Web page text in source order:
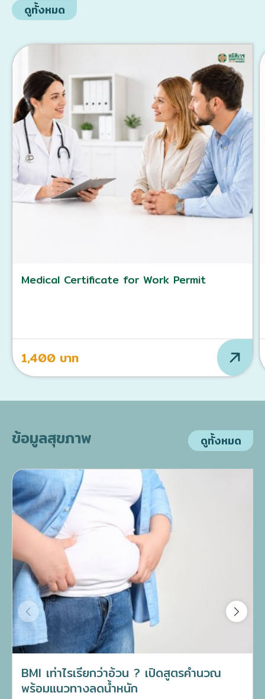
ดูทั้งหมด
Medical Certificate for Work Permit
1,400 บาท
ข้อมูลสุขภาพ ดูทั้งหมด
BMI เท่าไรเรียกว่าอ้วน ? เปิดสูตรคำนวณ
พร้อมแนวทางลดน้ำหนัก